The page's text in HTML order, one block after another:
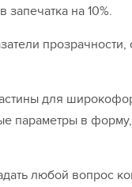
на 10%.
для
параметры в
любой вопрос